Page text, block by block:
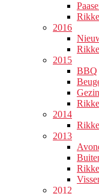
2016
2015
BBQ
2014
2013
2012